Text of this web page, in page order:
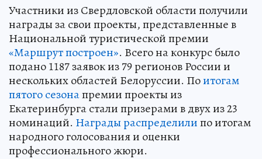
Участники из Свердловской области получили
награды за свои проекты, представленные в
Национальной туристической премии
«Маршрут построен». Всего на конкурс было
подано 1187 заявок из 79 регионов России и
нескольких областей Белоруссии. Поитогам
пятого сезонапремии проекты из
Екатеринбурга стали призерами в двух из 23
номинаций. Награды распределилипо итогам
народного голосования и оценки
профессионального жюри.